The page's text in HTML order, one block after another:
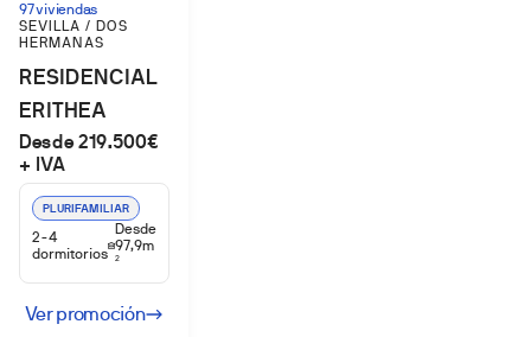
97 viviendas
SEVILLA / DOS
HERMANAS
RESIDENCIAL
ERITHEA
Desde 219.500€
+ IVA
PLURIFAMILIAR
2-4
dormitorios
Desde
97,9m
2
Ver promoción